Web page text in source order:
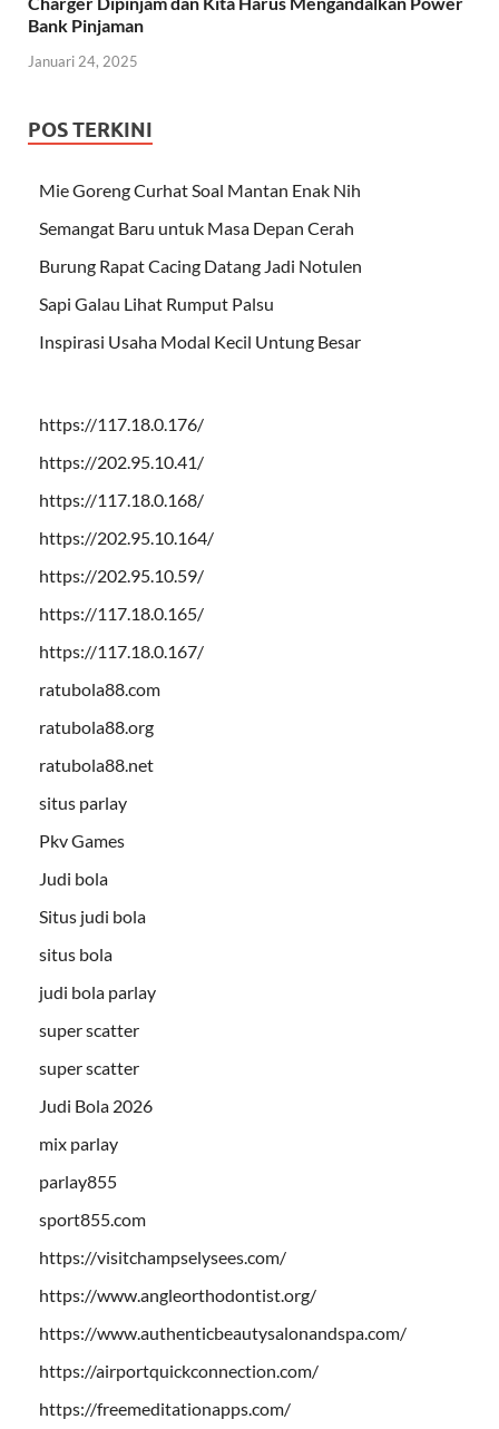
Bank Pinjaman
Januari 24, 2025
POS TERKINI
Mie Goreng Curhat Soal Mantan Enak Nih
Semangat Baru untuk Masa Depan Cerah
Burung Rapat Cacing Datang Jadi Notulen
Sapi Galau Lihat Rumput Palsu
Inspirasi Usaha Modal Kecil Untung Besar
https://117.18.0.176/
https://202.95.10.41/
https://117.18.0.168/
https://202.95.10.164/
https://202.95.10.59/
https://117.18.0.165/
https://117.18.0.167/
ratubola88.com
ratubola88.org
ratubola88.net
situs parlay
Pkv Games
Judi bola
Situs judi bola
situs bola
judi bola parlay
super scatter
super scatter
Judi Bola 2026
mix parlay
parlay855
sport855.com
https://visitchampselysees.com/
https://www.angleorthodontist.org/
https://www.authenticbeautysalonandspa.com/
https://airportquickconnection.com/
https://freemeditationapps.com/